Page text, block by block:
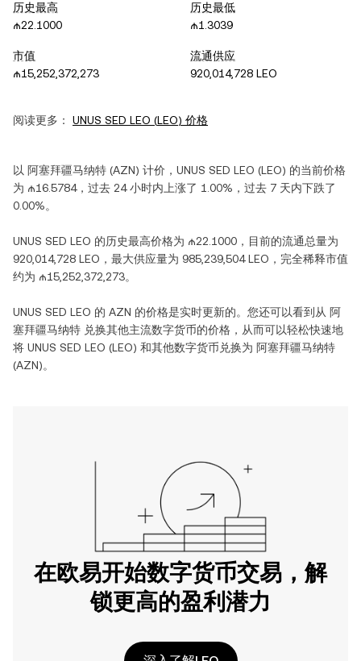
历史最高
₼22.1000
历史最低
₼1.3039
市值
₼15,252,372,273
流通供应
920,014,728 LEO
阅读更多： UNUS SED LEO (LEO) 价格
以 阿塞拜疆马纳特 (AZN) 计价， UNUS SED LEO (LEO) 的当前价格
为 ₼16.5784，过去 24 小时内 上涨了 1.00% ，过去 7 天内下跌了
0.00%。
UNUS SED LEO 的历史最高价格为 ₼22.1000 ，目前的流通总量为
920,014,728 LEO ，最大供应量为 985,239,504 LEO ，完全稀释市值
约为 ₼15,252,372,273。
UNUS SED LEO 的 AZN 的价格是实时更新的。您还可以看到从 阿
塞拜疆马纳特 兑换其他主流数字货币的价格，从而可以轻松快速地
将 UNUS SED LEO (LEO) 和其他数字货币兑换为 阿塞拜疆马纳特
(AZN)。
在欧易开始数字货币交易，解
锁更高的盈利潜力